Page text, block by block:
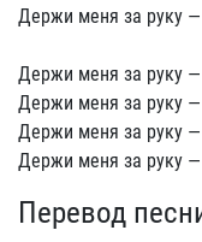
Держи меня за руку
Держи меня за руку
Держи меня за руку
Держи меня за руку
Держи меня за руку
Перевод